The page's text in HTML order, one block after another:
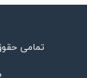
تمامی